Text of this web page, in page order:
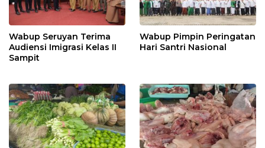
Wabup Seruyan Terima
Audiensi Imigrasi Kelas II
Sampit
Wabup Pimpin Peringatan
Hari Santri Nasional